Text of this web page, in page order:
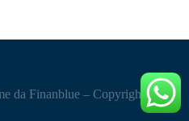
da Finanblue – Copyright